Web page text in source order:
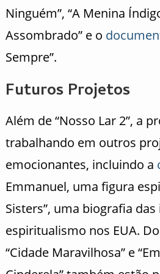
Ninguém”, “A Menina
Assombrado” e o
Sempre”.
Futuros Projetos
Além de “Nosso Lar 2”, a
trabalhando em outros
emocionantes, incluindo a
Emmanuel, uma figura
Sisters”, uma biografia
espiritualismo nos EUA.
“Cidade Maravilhosa” e